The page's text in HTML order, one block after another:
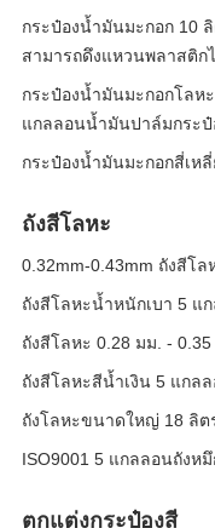
กระป๋องน้ำมันมะกอก 10
สามารถดึงแหวนพลาสติก
กระป๋องน้ำมันมะกอกโลห
แกลลอนน้ำมันปาล์มกระป๋
กระป๋องน้ำมันมะกอกสี่เห
ถังสีโลหะ
0.32mm-0.43mm ถังสีโ
ถังสีโลหะน้ำหนักเบา 5 แ
ถังสีโลหะ 0.28 มม. -
ถังสีโลหะสีน้ำเงิน 5 แกล
ถังโลหะขนาดใหญ่ 18 ลิ
ISO9001 5 แกลลอนถังห
ตกแต่งกระป๋องสี